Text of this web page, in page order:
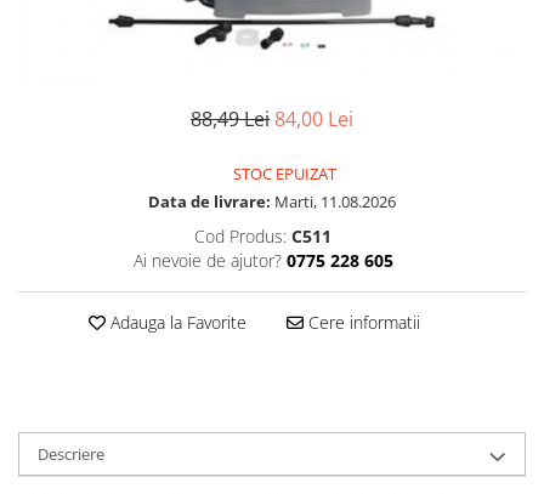
88,49 Lei84,00 Lei
STOC EPUIZAT
Data de livrare: Marti, 11.08.2026
Cod Produs: C511
Ai nevoie de ajutor? 0775 228 605
Adauga la Favorite Cere informatii
Descriere